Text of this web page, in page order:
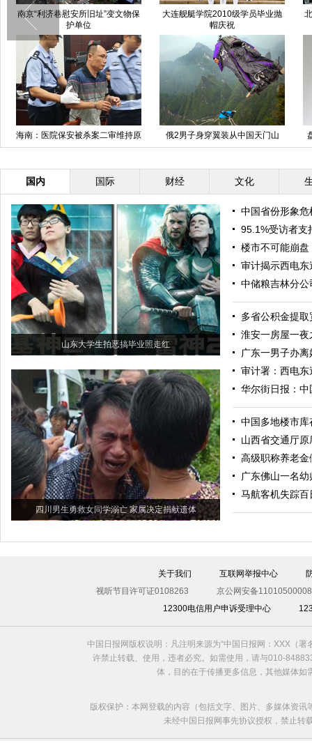
南京“利济巷慰安所旧址”变文物保
护单位
大连舰艇学院2010级学员毕业抛
帽庆祝
海南：医院保安被杀案二审维持原
判被告死刑
俄2男子身穿翼装从中国天门山
1400米高处跳下
国内 国际 财经 文化
山东大学生拍恶搞毕业照走红
四川男生勇救女同学溺亡 家属决定捐献遗体
中国省份形象危
95.1%受访者支
楼市不可能崩
审计揭示西电
中储粮吉林分
多省公积金提
淮安一房屋一
广东一男子办
审计署：西电
华尔街日报：
中国多地楼市
山西省交通厅
高级职称养老
广东佛山一名
马航客机失踪
关于我们 互联网举报中心
视听节目许可证0108263
京公网安备
12300电信用户申诉受理中心
中国日报网版权说明：凡注明来源为“中国日报网：XXX（
许禁止转载、使用，违者必究。如需使用，请与010-
体，目的在于传播更多信息，其他媒体
版权保护：本网登载的内容（包括文字、图片、多媒体资
未经中国日报网事先协议授权，禁止转